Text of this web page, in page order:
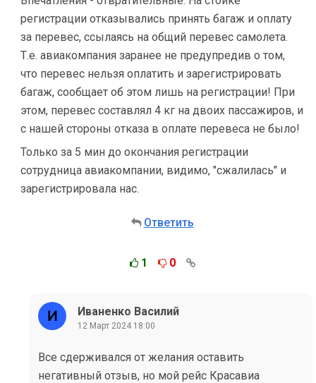
регистрации отказывались принять багаж и оплату
за перевес, ссылаясь на общий перевес самолета.
Т.е. авиакомпания заранее не предупредив о том,
что перевес нельзя оплатить и зарегистрировать
багаж, сообщает об этом лишь на регистрации! При
этом, перевес составлял 4 кг на двоих пассажиров, и
с нашей стороны отказа в оплате перевеса не было!
Только за 5 мин до окончания регистрации
сотрудница авиакомпании, видимо, "сжалилась" и
зарегистрировала нас.
Ответить
1 0
Иваненко Василий
12 Март 2024 18:00
Все сдерживался от желания оставить
негативный отзыв, но мой рейс Красавиа